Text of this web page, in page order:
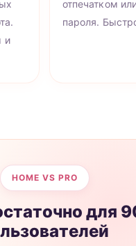
и
отпечатком
пароля.
HOME VS PRO
для